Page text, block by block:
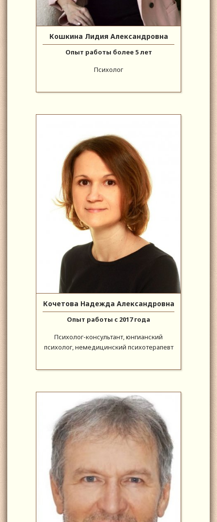
Кошкина Лидия Александровна
Опыт работы более 5 лет
Психолог
Кочетова Надежда Александровна
Опыт работы с 2017 года
Психолог-консультант, юнгианский
психолог, немедицинский психотерапевт